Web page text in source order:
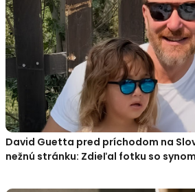
David Guetta pred príchodom na
nežnú stránku: Zdieľal fotku so synom